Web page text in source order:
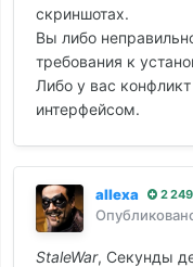
скриншотах.
Вы либо
требования к
Либо у вас
интерфейсом.
allexa 2 249
StaleWar, Секунды